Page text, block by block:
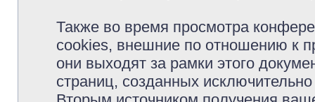
Также во время просмотра
cookies, внешние по отношению к
они выходят за рамки этого
страниц, созданных